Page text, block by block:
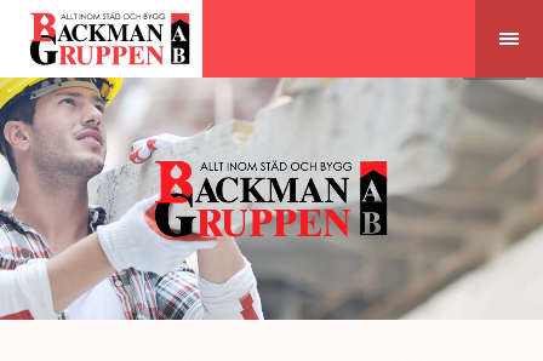
Skip
content